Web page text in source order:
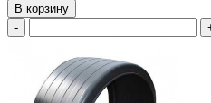
В корзину
-